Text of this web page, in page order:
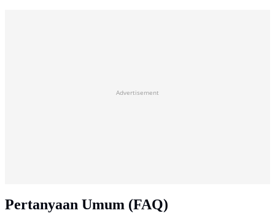
Advertisement
Pertanyaan Umum (FAQ)